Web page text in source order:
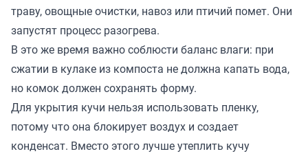
траву, овощные очистки, навоз или птичий помет. Они
запустят процесс разогрева.
В это же время важно соблюсти баланс влаги: при
сжатии в кулаке из компоста не должна капать вода,
но комок должен сохранять форму.
Для укрытия кучи нельзя использовать пленку,
потому что она блокирует воздух и создает
конденсат. Вместо этого лучше утеплить кучу